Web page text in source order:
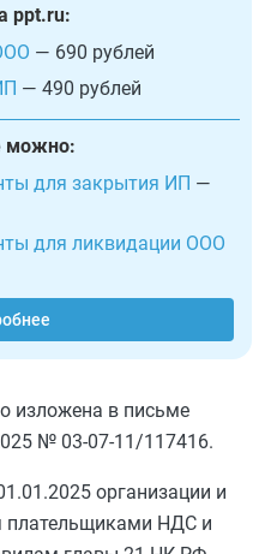
ppt.ru:
— 690 рублей
— 490 рублей
можно:
для закрытия ИП —
для ликвидации ООО
изложена в письме
№ 03-07-11/117416.
организации и
плательщиками НДС и